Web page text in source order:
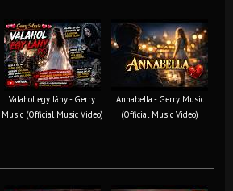
Valahol egy lány - Gerry
Music (Official Music Video)
Annabella - Gerry Music
(Official Music Video)